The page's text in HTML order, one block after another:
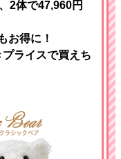
2体で47,960円
お得に！
ライスで買えち